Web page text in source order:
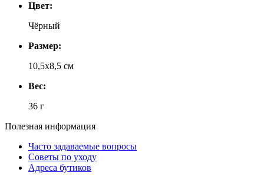
Цвет:
Чёрный
Размер:
10,5х8,5 см
Вес:
36 г
Полезная информация
Часто задаваемые вопросы
Советы по уходу
Адреса бутиков